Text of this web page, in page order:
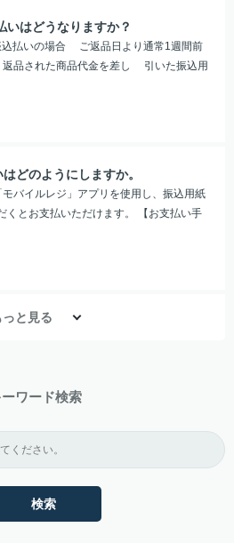
いはどうなりますか？
込払いの場合 ご返品日より通常1週間前
返品された商品代金を差し 引いた振込用
どのようにしますか。
バイルレジ」アプリを使用し、振込用紙
くとお支払いただけます。 【お支払い手
っと見る
ーワード検索
検索